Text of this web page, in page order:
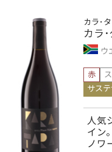
カラ･
カラ
ウ
赤
サス
人気
イン
ノワ